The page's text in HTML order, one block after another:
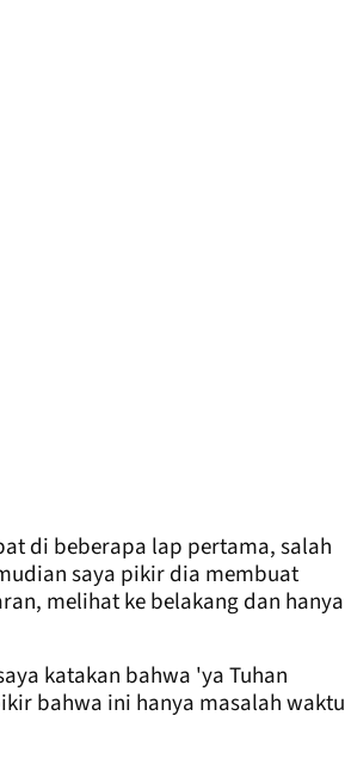
di beberapa lap pertama, salah
saya pikir dia membuat
melihat ke belakang dan hanya
katakan bahwa 'ya Tuhan
bahwa ini hanya masalah waktu